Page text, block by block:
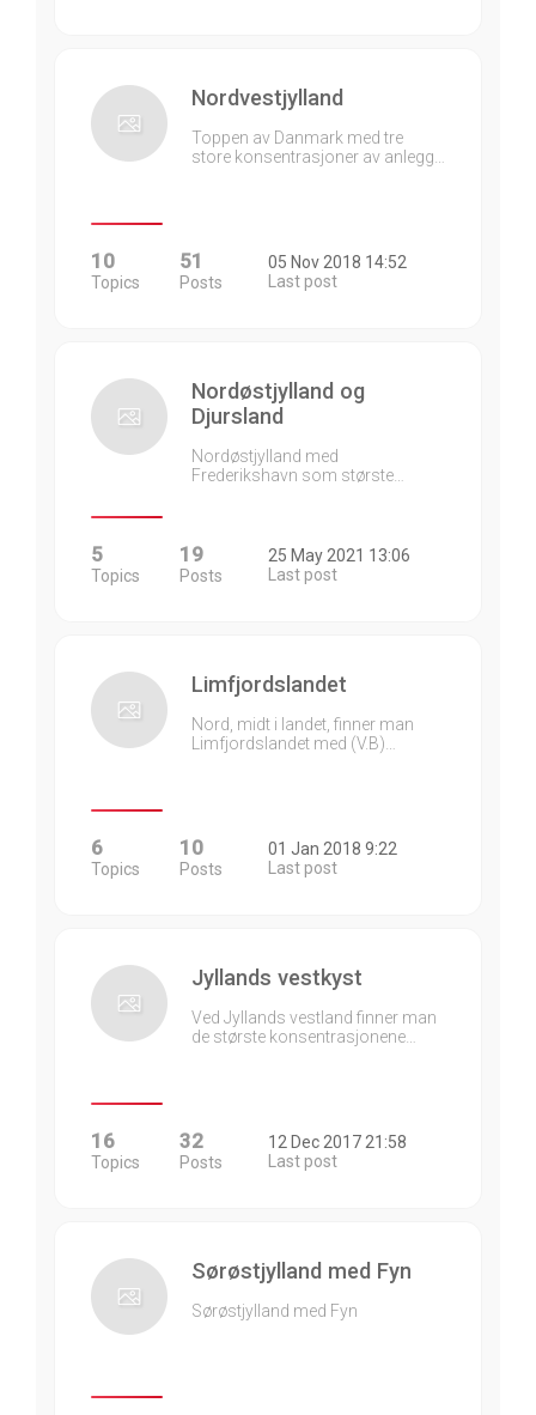
Nordvestjylland
Toppen av Danmark med tre
store konsentrasjoner av anlegg…
10
Topics
51
Posts
05 Nov 2018 14:52
Last post
Nordøstjylland og
Djursland
Nordøstjylland med
Frederikshavn som største…
5
Topics
19
Posts
25 May 2021 13:06
Last post
Limfjordslandet
Nord, midt i landet, finner man
Limfjordslandet med (V.B)…
6
Topics
10
Posts
01 Jan 2018 9:22
Last post
Jyllands vestkyst
Ved Jyllands vestland finner man
de største konsentrasjonene…
16
Topics
32
Posts
12 Dec 2017 21:58
Last post
Sørøstjylland med Fyn
Sørøstjylland med Fyn